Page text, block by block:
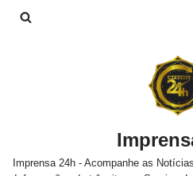
Imprensa 24h - Acompanhe as